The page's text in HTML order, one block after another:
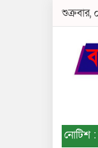
শুক্রবার,
নোটিশ :